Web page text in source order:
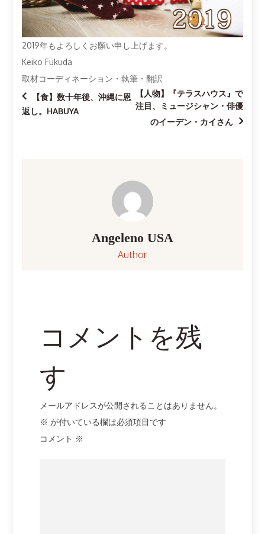
2019年もよろしくお願い申し上げます。
Keiko Fukuda
取材コーディネーション・執筆・翻訳
投【食】数十年後、沖縄に恩
返し。HABUYA
【人物】『テラスハウス』で
注目、ミュージシャン・俳優
のイーデン・カイさん
Angeleno USA
Author
コメントを残
す
メールアドレスが公開されることはありません。
※ が付いている欄は必須項目です
コメント ※